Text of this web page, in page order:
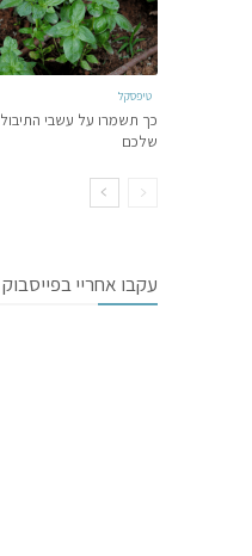
טיפסקל
כך תשמרו על עשבי התיבול
שלכם
עקבו אחריי בפייסבוק